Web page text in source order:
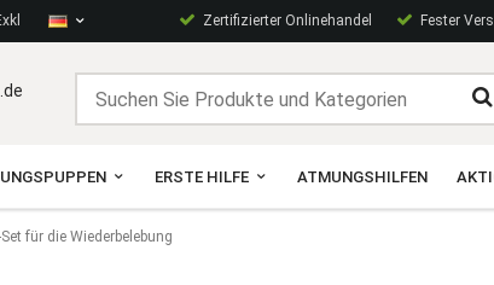
Zertifizierter Onlinehandel Fester
ERSTE HILFE ATMUNGSHILFEN
für die Wiederbelebung